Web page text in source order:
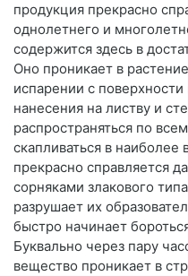
продукция прекрасно
однолетнего и
содержится здесь в
Оно проникает в
испарении с
нанесения на листву и
распространяться по
скапливаться в
прекрасно справляется
сорняками злакового
разрушает их
быстро начинает
Буквально через пару
вещество проникает в